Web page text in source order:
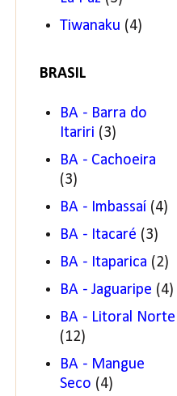
Tiwanaku (4)
BRASIL
BA - Barra do
Itariri (3)
BA - Cachoeira
(3)
BA - Imbassaí (4)
BA - Itacaré (3)
BA - Itaparica (2)
BA - Jaguaripe (4)
BA - Litoral Norte
(12)
BA - Mangue
Seco (4)